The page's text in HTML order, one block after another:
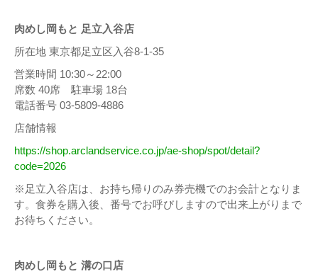
肉めし岡もと 足立入谷店
所在地 東京都足立区入谷8-1-35
営業時間 10:30～22:00
席数 40席 駐車場 18台
電話番号 03-5809-4886
店舗情報
https://shop.arclandservice.co.jp/ae-shop/spot/detail?
code=2026
※足立入谷店は、お持ち帰りのみ券売機でのお会計となりま
す。食券を購入後、番号でお呼びしますので出来上がりまで
お待ちください。
肉めし岡もと 溝の口店